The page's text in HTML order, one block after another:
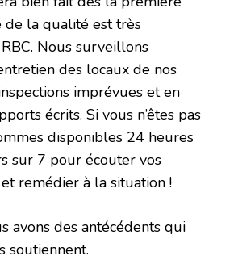
de la qualité est très
Nous surveillons
des locaux de nos
imprévues et en
écrits. Si vous n’êtes pas
disponibles 24 heures
sur 7 pour écouter vos
remédier à la situation !
avons des antécédents qui
soutiennent.